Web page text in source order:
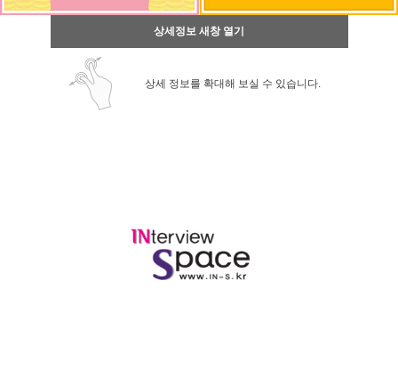
상세정보 새창 열기
상세 정보를 확대해 보실 수 있습니다.